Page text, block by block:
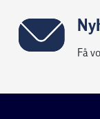
Få